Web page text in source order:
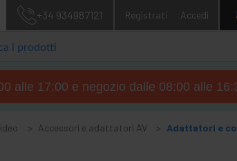
+34 934987121 Registrati Accedi
alle 17:00 e negozio dalle 08:00 alle
Accessori e adattatori AV Adattatori e